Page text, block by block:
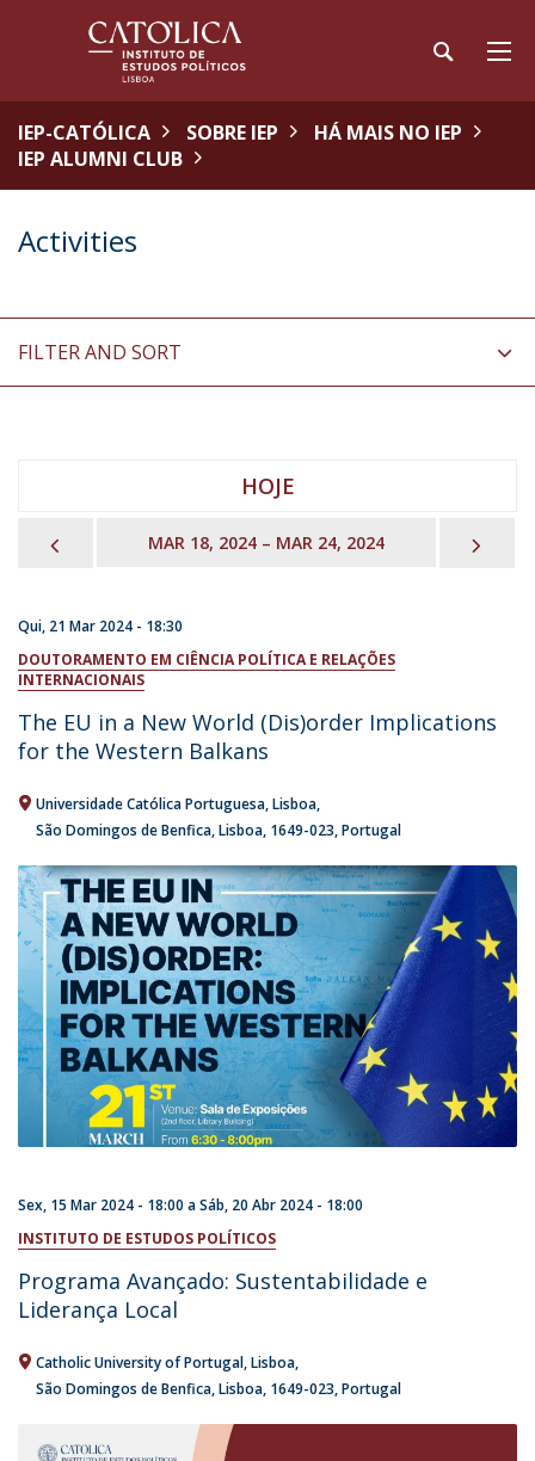
IEP-CATÓLICA SOBRE IEP
HÁ MAIS NO IEP
IEP ALUMNI CLUB
Activities
FILTER AND SORT
HOJE
PREVIOUSMAR 18, 2024 – MAR 24, 2024
Qui, 21 Mar 2024 - 18:30
DOUTORAMENTO EM CIÊNCIA POLÍTICA E RELAÇÕES
INTERNACIONAIS
The EU in a New World (Dis)order Implications
for the Western Balkans
Universidade Católica Portuguesa Lisboa
São Domingos de Benfica, Lisboa 1649-023 Portugal
Sex, 15 Mar 2024 - 18:00 aSáb, 20 Abr 2024 - 18:00
INSTITUTO DE ESTUDOS POLÍTICOS
Programa Avançado: Sustentabilidade e
Liderança Local
Catholic University of Portugal Lisboa
São Domingos de Benfica, Lisboa 1649-023 Portugal